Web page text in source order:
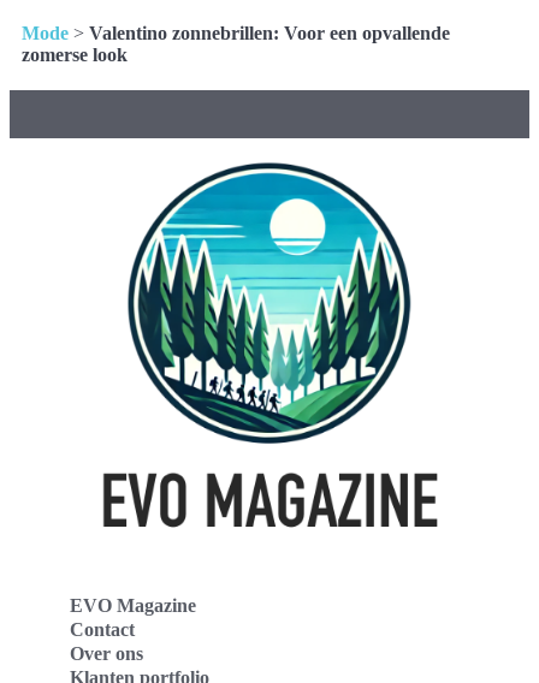
Mode > Valentino zonnebrillen: Voor een opvallende
zomerse look
EVO Magazine
Contact
Over ons
Klanten portfolio